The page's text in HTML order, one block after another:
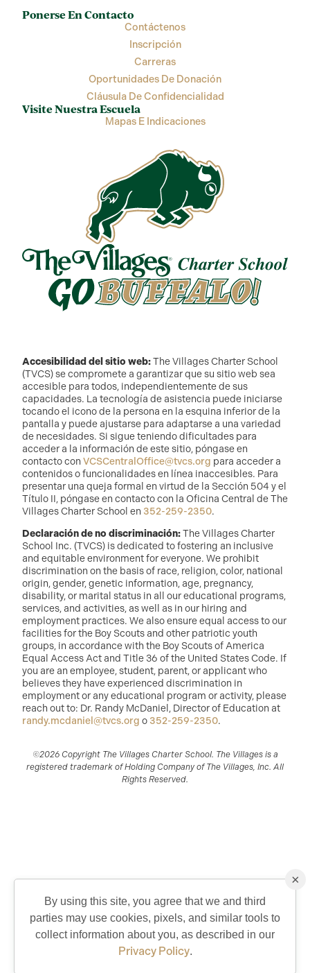
QUICK CONTACT
Ponerse En Contacto
Contáctenos
Inscripción
Carreras
Oportunidades De Donación
Cláusula De Confidencialidad
Visite Nuestra Escuela
Mapas E Indicaciones
Accesibilidad del sitio web:The Villages Charter School
(TVCS) se compromete a garantizar que su sitio web sea
accesible para todos, independientemente de sus
capacidades. La tecnología de asistencia puede iniciarse
tocando el icono de la persona en la esquina inferior de la
pantalla y puede ajustarse para adaptarse a una variedad
de necesidades. Si sigue teniendo dificultades para
acceder a la información de este sitio, póngase en
contacto con VCSCentralOffice@tvcs.org para acceder a
contenidos o funcionalidades en línea inaccesibles. Para
presentar una queja formal en virtud de la Sección 504 y el
Título II, póngase en contacto con la Oficina Central de The
Villages Charter School en 352-259-2350.
Declaración de no discriminación:The Villages Charter
School Inc. (TVCS) is dedicated to fostering an inclusive
and equitable environment for everyone. We prohibit
discrimination on the basis of race, religion, color, national
origin, gender, genetic information, age, pregnancy,
disability, or marital status in all our educational programs,
services, and activities, as well as in our hiring and
employment practices. We also ensure equal access to our
facilities for the Boy Scouts and other patriotic youth
groups, in accordance with the Boy Scouts of America
Equal Access Act and Title 36 of the United States Code. If
you are an employee, student, parent, or applicant who
believes they have experienced discrimination in
employment or any educational program or activity, please
reach out to: Dr. Randy McDaniel, Director of Education at
randy.mcdaniel@tvcs.org o 352-259-2350.
©2026 Copyright The Villages Charter School. The Villages is a
registered trademark of Holding Company of The Villages, Inc. All
Rights Reserved.
×
By using this site, you agree that we and third
parties may use cookies, pixels, and similar tools to
collect information about you, as described in our
Privacy Policy.